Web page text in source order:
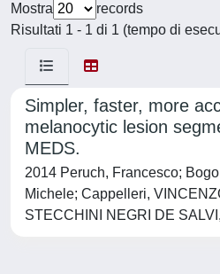
Mostra
records
Risultati 1 - 1 di 1 (tempo di
Simpler, faster, more
melanocytic lesion
MEDS.
2014 Peruch, Francesco;
Michele; Cappelleri,
STECCHINI NEGRI DE